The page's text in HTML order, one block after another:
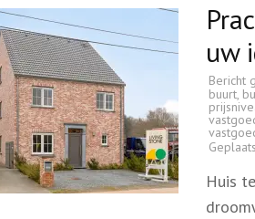
uw
Bericht
buurt,
Huis